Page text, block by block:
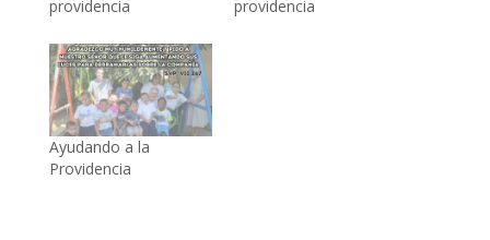
providencia
providencia
Ayudando a la
Providencia